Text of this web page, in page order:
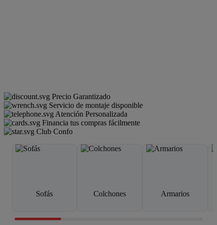
Precio Garantizado
Servicio de montaje disponible
Atención Personalizada
Financia tus compras fácilmente
Club Confo
Sofás Colchones Armarios